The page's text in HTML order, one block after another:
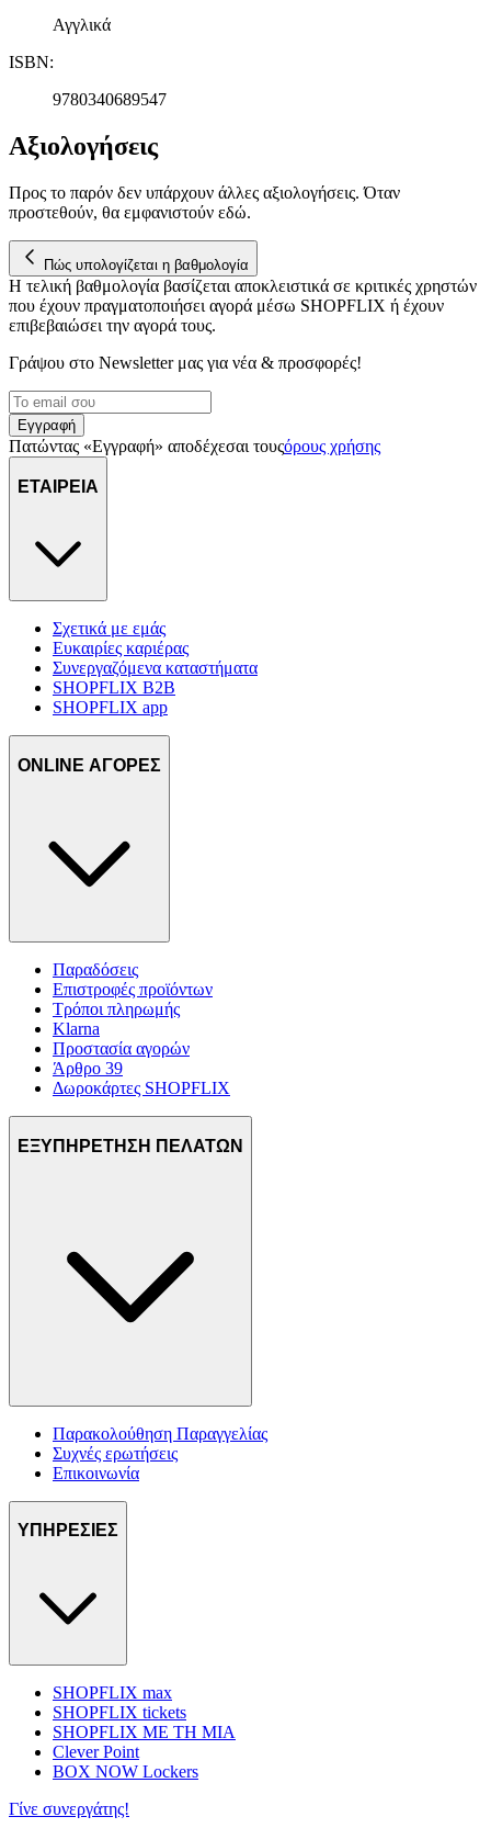
Αγγλικά
ISBN:
9780340689547
Αξιολογήσεις
Προς το παρόν δεν υπάρχουν άλλες αξιολογήσεις. Όταν
προστεθούν, θα εμφανιστούν εδώ.
Πώς υπολογίζεται η βαθμολογία
Η τελική βαθμολογία βασίζεται αποκλειστικά σε κριτικές χρηστών
που έχουν πραγματοποιήσει αγορά μέσω SHOPFLIX ή έχουν
επιβεβαιώσει την αγορά τους.
Γράψου στο Νewsletter μας για νέα & προσφορές!
Εγγραφή
Πατώντας «Εγγραφή» αποδέχεσαι τουςόρους χρήσης
ΕΤΑΙΡΕΙΑ
Σχετικά με εμάς
Ευκαιρίες καριέρας
Συνεργαζόμενα καταστήματα
SHOPFLIX B2B
SHOPFLIX app
ONLINE ΑΓΟΡΕΣ
Παραδόσεις
Επιστροφές προϊόντων
Τρόποι πληρωμής
Klarna
Προστασία αγορών
Άρθρο 39
Δωροκάρτες SHOPFLIX
ΕΞΥΠΗΡΕΤΗΣΗ ΠΕΛΑΤΩΝ
Παρακολούθηση Παραγγελίας
Συχνές ερωτήσεις
Επικοινωνία
ΥΠΗΡΕΣΙΕΣ
SHOPFLIX max
SHOPFLIX tickets
SHOPFLIX ΜΕ ΤΗ ΜΙΑ
Clever Point
BOX NOW Lockers
Γίνε συνεργάτης!